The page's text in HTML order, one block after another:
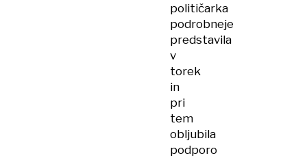
političarka
podrobneje
predstavila
v
torek
in
pri
tem
obljubila
podporo